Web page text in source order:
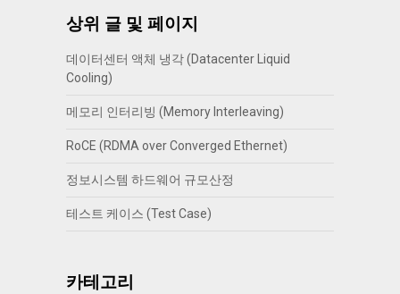
상위 글 및 페이지
데이터센터 액체 냉각 (Datacenter Liquid
Cooling)
메모리 인터리빙 (Memory Interleaving)
RoCE (RDMA over Converged Ethernet)
정보시스템 하드웨어 규모산정
테스트 케이스 (Test Case)
카테고리